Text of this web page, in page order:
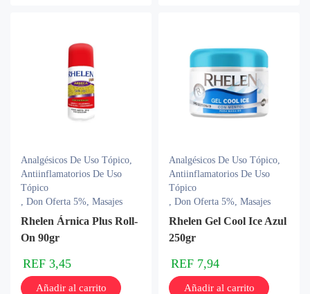
Analgésicos De Uso Tópico,
Antiinflamatorios De Uso
Tópico
, Don Oferta 5%, Masajes
Rhelen Árnica Plus Roll-
On 90gr
REF 3,45
Añadir al carrito
Analgésicos De Uso Tópico,
Antiinflamatorios De Uso
Tópico
, Don Oferta 5%, Masajes
Rhelen Gel Cool Ice Azul
250gr
REF 7,94
Añadir al carrito